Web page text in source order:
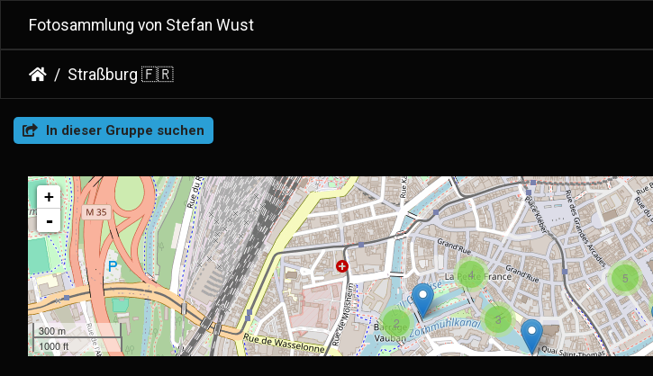
Fotosammlung von Stefan Wust
Straßburg 🇫🇷
In dieser Gruppe suchen
5
4
3
2
+
-
300 m
1000 ft